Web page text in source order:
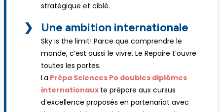
stratégique et ciblé.
❯ Une ambition internationale
Sky is the limit! Parce que comprendre le
monde, c’est aussi le vivre, Le Repaire t’ouvre
toutes les portes.
La Prépa Sciences Po doubles diplômes
internationaux te prépare aux cursus
d’excellence proposés en partenariat avec